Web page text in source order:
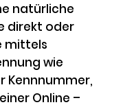
natürliche
direkt oder
mittels
wie
Kennnummer,
Online –